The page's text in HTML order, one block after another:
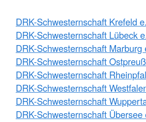
DRK-Schwesternschaft Krefeld
DRK-Schwesternschaft Lübeck
DRK-Schwesternschaft Marburg
DRK-Schwesternschaft
DRK-Schwesternschaft
DRK-Schwesternschaft
DRK-Schwesternschaft
DRK-Schwesternschaft Übersee